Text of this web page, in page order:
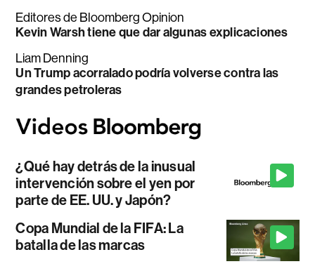
Editores de Bloomberg Opinion
Kevin Warsh tiene que dar algunas explicaciones
Liam Denning
Un Trump acorralado podría volverse contra las
grandes petroleras
¿Qué hay detrás de la inusual
intervención sobre el yen por
parte de EE. UU. y Japón?
Copa Mundial de la FIFA: La
batalla de las marcas